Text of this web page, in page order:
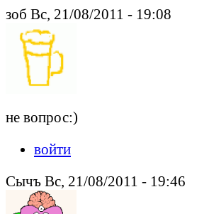
зоб Вс, 21/08/2011 - 19:08
не вопрос:)
войти
Сычъ Вс, 21/08/2011 - 19:46